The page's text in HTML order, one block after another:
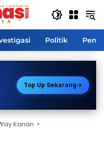
Politik
Top Up Sekarang
Kanan